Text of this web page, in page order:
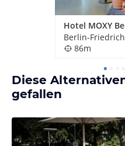
86m
Diese
gefallen